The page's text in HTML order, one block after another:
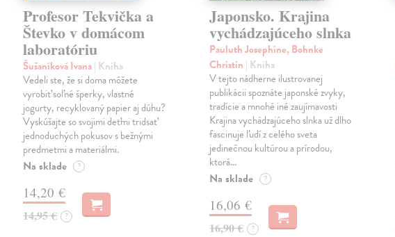
Profesor Tekvička a
Števko v domácom
laboratóriu
Šušaníková Ivana| Kniha
Vedeli ste, že si doma môžete
vyrobiť soľné šperky, vlastné
jogurty, recyklovaný papier aj dúhu?
Vyskúšajte so svojimi deťmi tridsať
jednoduchých pokusov s bežnými
predmetmi a materiálmi.
Na sklade ?
14,20 €
14,95 € ?
Japonsko. Krajina
vychádzajúceho slnka
Pauluth Josephine, Bohnke
Christin | Kniha
V tejto nádherne ilustrovanej
publikácii spoznáte japonské zvyky,
tradície a mnohé iné zaujímavosti
Krajina vychádzajúceho slnka už dlho
fascinuje ľudí z celého sveta
jedinečnou kultúrou a prírodou,
ktorá…
Na sklade ?
16,06 €
16,90 € ?